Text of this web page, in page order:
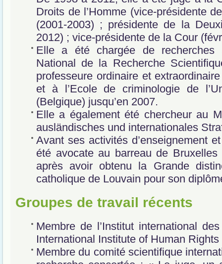
Droits de l’Homme (vice-présidente
(2001-2003) ; présidente de la
2012) ; vice-présidente de la Cour
Elle a été chargée de recherches
National de la Recherche
professeure ordinaire et
et à l’Ecole de criminologie de
(Belgique) jusqu’en 2007.
Elle a également été chercheur au
ausländisches und internationales
Avant ses activités d’enseignement
été avocate au barreau de
après avoir obtenu la Grande
catholique de Louvain pour son
Groupes de travail récents
Membre de l’Institut international
International Institute of Human
Membre du comité scientifique